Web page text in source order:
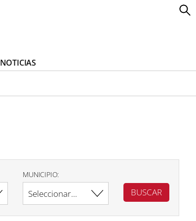
NOTICIAS
MUNICIPIO: